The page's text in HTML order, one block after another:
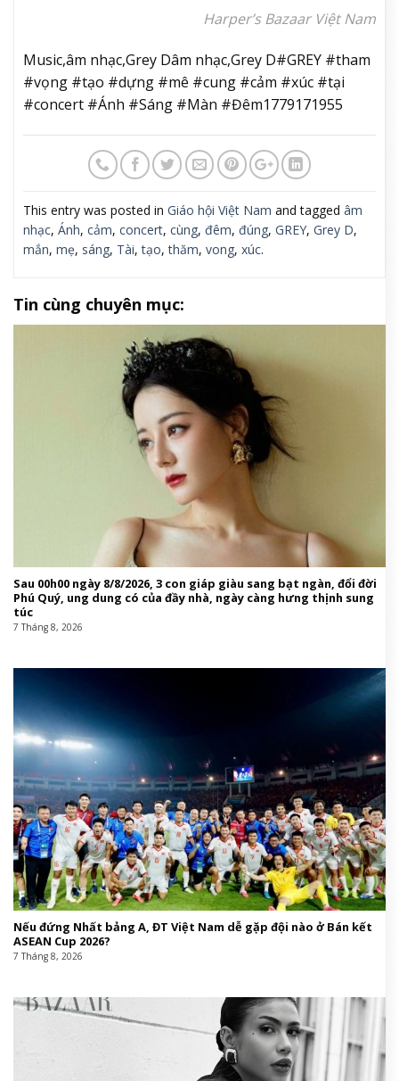
Harper’s Bazaar Việt Nam
Music,âm nhạc,Grey Dâm nhạc,Grey D#GREY #tham
#vọng #tạo #dựng #mê #cung #cảm #xúc #tại
#concert #Ánh #Sáng #Màn #Đêm1779171955
This entry was posted in Giáo hội Việt Nam and tagged âm
nhạc, Ánh, cảm, concert, cùng, đêm, đúng, GREY, Grey D,
mắn, mẹ, sáng, Tài,tạo,thăm, vong, xúc.
Tin cùng chuyên mục:
Sau 00h00 ngày 8/8/2026, 3 con giáp giàu sang bạt ngàn, đổi đời
Phú Quý, ung dung có của đầy nhà, ngày càng hưng thịnh sung
túc
7 Tháng 8, 2026
Nếu đứng Nhất bảng A, ĐT Việt Nam dễ gặp đội nào ở Bán kết
ASEAN Cup 2026?
7 Tháng 8, 2026